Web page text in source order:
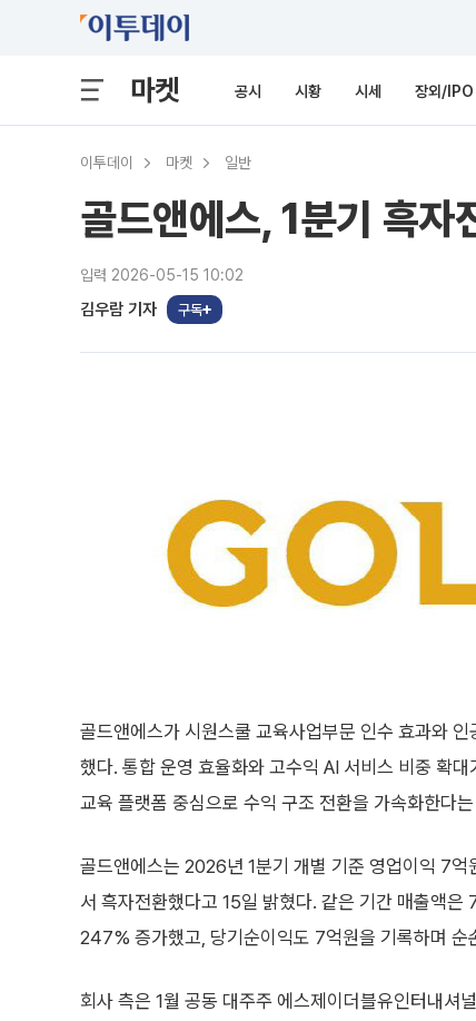
마켓 공시 시황 시세 장외/IPO
이투데이 마켓 일반
골드앤에스, 1분기 흑
입력 2026-05-15 10:02
김우람 기자 구독
골드앤에스가 시원스쿨 교육사업부문 인수 효과와
했다. 통합 운영 효율화와 고수익 AI 서비스 비중 확
교육 플랫폼 중심으로 수익 구조 전환을 가속화한다
골드앤에스는 2026년 1분기 개별 기준 영업이익 7억
서 흑자전환했다고 15일 밝혔다. 같은 기간 매출액은
247% 증가했고, 당기순이익도 7억원을 기록하며 순
회사 측은 1월 공동 대주주 에스제이더블유인터내셔